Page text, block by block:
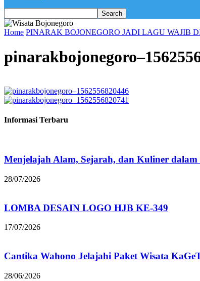
Home PINARAK BOJONEGORO JADI LAGU WAJIB
Informasi Terbaru
Menjelajah Alam, Sejarah, dan Kuliner
28/07/2026
LOMBA DESAIN LOGO HJB KE-349
17/07/2026
Cantika Wahono Jelajahi Paket Wisata
28/06/2026